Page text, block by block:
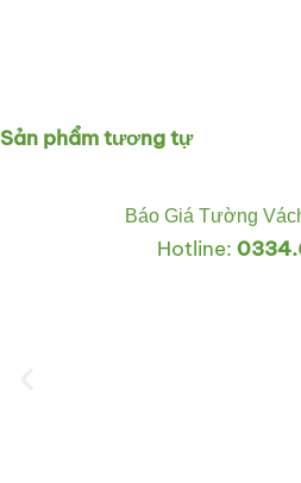
Sản phẩm tương tự
Báo Giá Tường
Hotline: